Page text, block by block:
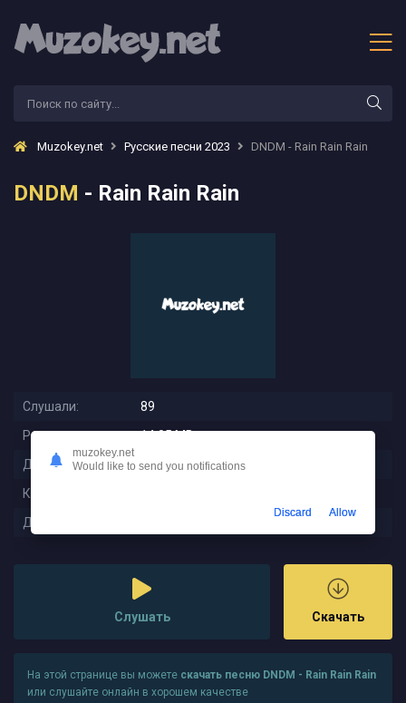
Muzokey.net Русские песни 2023 DNDM - Rain Rain Rain
DNDM - Rain Rain Rain
Слушали:
89
Размер:
14.05 MB
Длительность:
6:07
Качество:
Дата релиза:
Слушать Скачать
На этой странице вы можете скачать песню DNDM - Rain Rain Rain
или слушайте онлайн в хорошем качестве
muzokey.net
Would like to send you notifications
Discard Allow